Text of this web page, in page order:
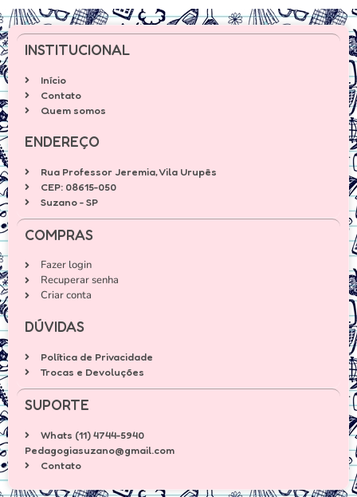
INSTITUCIONAL
Início
Contato
Quem somos
ENDEREÇO
Rua Professor Jeremia, Vila Urupês
CEP: 08615-050
Suzano - SP
COMPRAS
Fazer login
Recuperar senha
Criar conta
DÚVIDAS
Política de Privacidade
Trocas e Devoluções
SUPORTE
Whats (11) 4744-5940
Pedagogiasuzano@gmail.com
Contato